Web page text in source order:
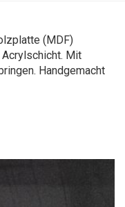
(MDF)
Mit
Handgemacht